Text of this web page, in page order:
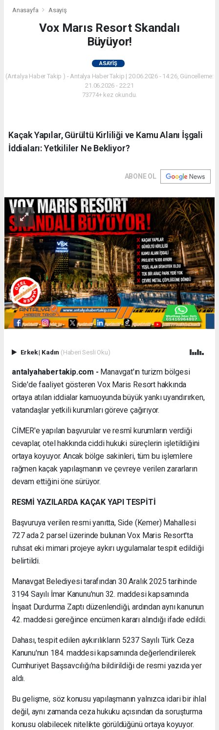
Anasayfa Asayiş
Vox Marıs Resort Skandalı
Büyüyor!
ASAYIŞ
(Antalya Haber Takip ) - Antalya Haber Takip | 20.06.2026 - 14:26, Güncelleme:
21.06.2026 - 22:21
73774+ kez okundu.
Kaçak Yapılar, Gürültü Kirliliği ve Kamu Alanı İşgali
İddiaları: Yetkililer Ne Bekliyor?
ABONE OL
Erkek| Kadın (Haberi Sesli Oku)
antalyahabertakip.com - Manavgat'ın turizm bölgesi
Side'de faaliyet gösteren Vox Maris Resort hakkında
ortaya atılan iddialar kamuoyunda büyük yankı uyandırırken,
vatandaşlar yetkili kurumları göreve çağırıyor.
CİMER'e yapılan başvurular ve resmî kurumların verdiği
cevaplar, otel hakkında ciddi hukuki süreçlerin işletildiğini
ortaya koyuyor. Ancak bölge sakinleri, tüm bu işlemlere
rağmen kaçak yapılaşmanın ve çevreye verilen zararların
devam ettiğini öne sürüyor.
RESMİ YAZILARDA KAÇAK YAPI TESPİTİ
Başvuruya verilen resmi yanıtta, Side (Kemer) Mahallesi
727 ada 2 parsel üzerinde bulunan Vox Maris Resort'ta
ruhsat eki mimari projeye aykırı uygulamalar tespit edildiği
belirtildi.
Manavgat Belediyesi tarafından 30 Aralık 2025 tarihinde
3194 Sayılı İmar Kanunu'nun 32. maddesi kapsamında
İnşaat Durdurma Zaptı düzenlendiği, ardından aynı kanunun
42. maddesi gereğince encümen kararı alındığı ifade edildi.
Dahası, tespit edilen aykırılıkların 5237 Sayılı Türk Ceza
Kanunu'nun 184. maddesi kapsamında değerlendirilerek
Cumhuriyet Başsavcılığı'na bildirildiği de resmi yazıda yer
aldı.
Bu gelişme, söz konusu yapılaşmanın yalnızca idari bir ihlal
değil, aynı zamanda ceza hukuku açısından da soruşturma
konusu olabilecek nitelikte görüldüğünü ortaya koyuyor.